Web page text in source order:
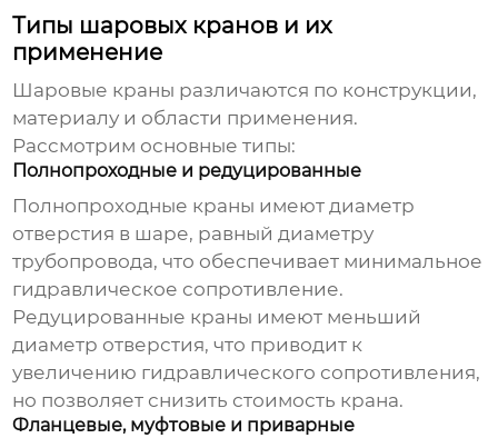
Типы шаровых кранов и их
применение
Шаровые краны различаются по конструкции,
материалу и области применения.
Рассмотрим основные типы:
Полнопроходные и редуцированные
Полнопроходные краны имеют диаметр
отверстия в шаре, равный диаметру
трубопровода, что обеспечивает минимальное
гидравлическое сопротивление.
Редуцированные краны имеют меньший
диаметр отверстия, что приводит к
увеличению гидравлического сопротивления,
но позволяет снизить стоимость крана.
Фланцевые, муфтовые и приварные